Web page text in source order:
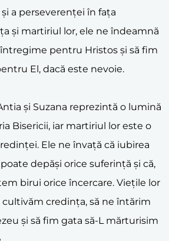
a perseverenței în fața
și martiriul lor, ele ne îndeamnă
pentru Hristos și să fim
El, dacă este nevoie.
și Suzana reprezintă o lumină
Bisericii, iar martiriul lor este o
Ele ne învață că iubirea
depăși orice suferință și că,
birui orice încercare. Viețile lor
credința, să ne întărim
și să fim gata să-L mărturisim